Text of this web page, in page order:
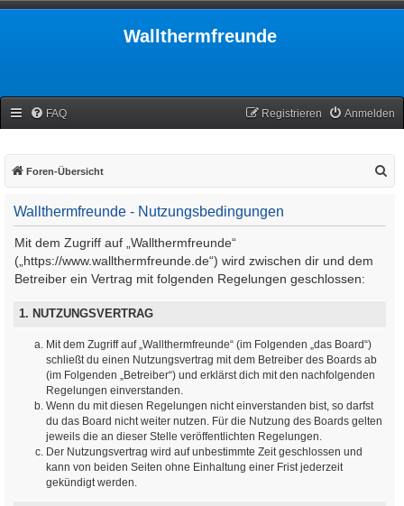
Wallthermfreunde
FAQ Anmelden
Registrieren
Foren-Übersicht
Wallthermfreunde - Nutzungsbedingungen
Mit dem Zugriff auf „Wallthermfreunde“
(„https://www.wallthermfreunde.de“) wird zwischen dir und dem
Betreiber ein Vertrag mit folgenden Regelungen geschlossen:
1. NUTZUNGSVERTRAG
Mit dem Zugriff auf „Wallthermfreunde“ (im Folgenden „das Board“)
schließt du einen Nutzungsvertrag mit dem Betreiber des Boards ab
(im Folgenden „Betreiber“) und erklärst dich mit den nachfolgenden
Regelungen einverstanden.
Wenn du mit diesen Regelungen nicht einverstanden bist, so darfst
du das Board nicht weiter nutzen. Für die Nutzung des Boards gelten
jeweils die an dieser Stelle veröffentlichten Regelungen.
Der Nutzungsvertrag wird auf unbestimmte Zeit geschlossen und
kann von beiden Seiten ohne Einhaltung einer Frist jederzeit
gekündigt werden.